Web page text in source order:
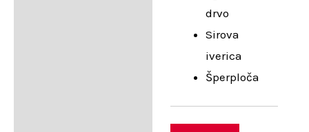
drvo
Sirova
iverica
Šperploča